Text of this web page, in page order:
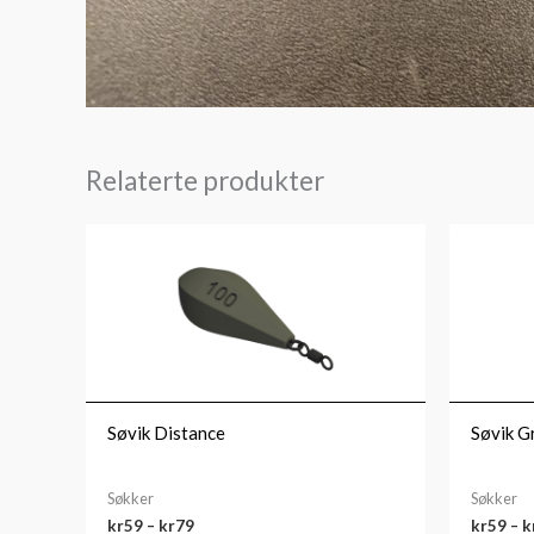
Relaterte produkter
Søvik Distance
Søkker
kr59 – kr79
til
kr79
Søvik
Søkker
kr59 –